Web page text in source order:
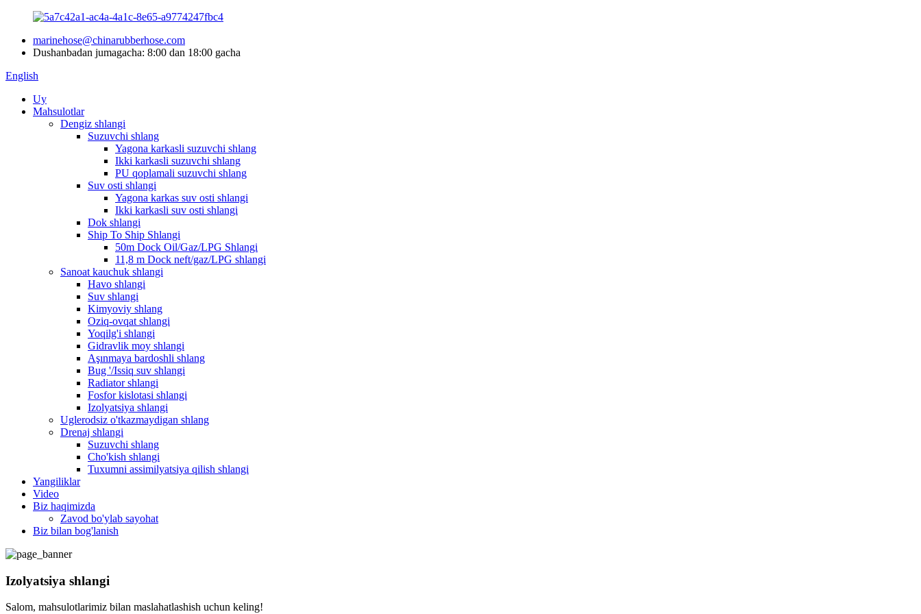
marinehose@chinarubberhose.com
Dushanbadan jumagacha: 8:00 dan 18:00 gacha
English
Uy
Mahsulotlar
Dengiz shlangi
Suzuvchi shlang
Yagona karkasli suzuvchi shlang
Ikki karkasli suzuvchi shlang
PU qoplamali suzuvchi shlang
Suv osti shlangi
Yagona karkas suv osti shlangi
Ikki karkasli suv osti shlangi
Dok shlangi
Ship To Ship Shlangi
50m Dock Oil/Gaz/LPG Shlangi
11,8 m Dock neft/gaz/LPG shlangi
Sanoat kauchuk shlangi
Havo shlangi
Suv shlangi
Kimyoviy shlang
Oziq-ovqat shlangi
Yoqilg'i shlangi
Gidravlik moy shlangi
Aşınmaya bardoshli shlang
Bug '/Issiq suv shlangi
Radiator shlangi
Fosfor kislotasi shlangi
Izolyatsiya shlangi
Uglerodsiz o'tkazmaydigan shlang
Drenaj shlangi
Suzuvchi shlang
Cho'kish shlangi
Tuxumni assimilyatsiya qilish shlangi
Yangiliklar
Video
Biz haqimizda
Zavod bo'ylab sayohat
Biz bilan bog'lanish
Izolyatsiya shlangi
Salom, mahsulotlarimiz bilan maslahatlashish uchun keling!